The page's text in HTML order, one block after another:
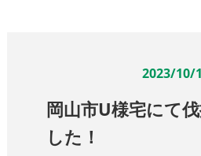
2023/10/
岡山市U様宅にて
した！